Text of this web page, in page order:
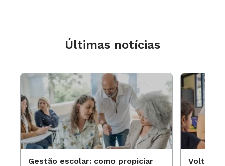
Últimas notícias
Gestão escolar: como propiciar
Volta às